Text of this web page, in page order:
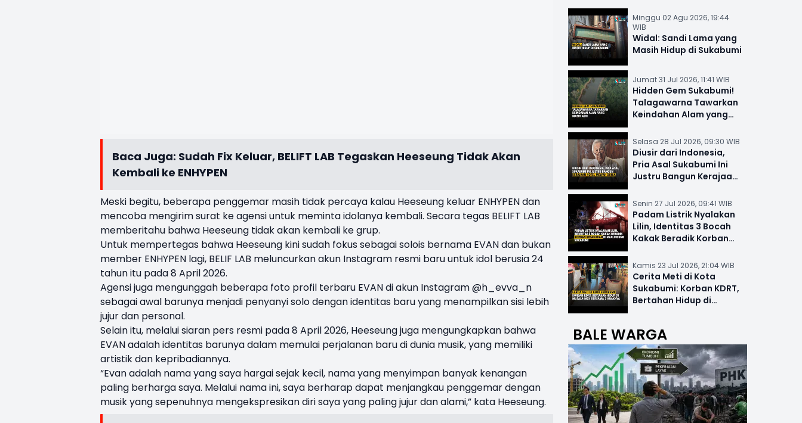
Baca Juga: Sudah Fix Keluar, BELIFT LAB Tegaskan Heeseung Tidak Akan
Kembali ke ENHYPEN
Meski begitu, beberapa penggemar masih tidak percaya kalau Heeseung keluar ENHYPEN dan
mencoba mengirim surat ke agensi untuk meminta idolanya kembali. Secara tegas BELIFT LAB
memberitahu bahwa Heeseung tidak akan kembali ke grup.
Untuk mempertegas bahwa Heeseung kini sudah fokus sebagai solois bernama EVAN dan bukan
member ENHYPEN lagi, BELIF LAB meluncurkan akun Instagram resmi baru untuk idol berusia 24
tahun itu pada 8 April 2026.
Agensi juga mengunggah beberapa foto profil terbaru EVAN di akun Instagram @h_evva_n
sebagai awal barunya menjadi penyanyi solo dengan identitas baru yang menampilkan sisi lebih
jujur dan personal.
Selain itu, melalui siaran pers resmi pada 8 April 2026, Heeseung juga mengungkapkan bahwa
EVAN adalah identitas barunya dalam memulai perjalanan baru di dunia musik, yang memiliki
artistik dan kepribadiannya.
“Evan adalah nama yang saya hargai sejak kecil, nama yang menyimpan banyak kenangan
paling berharga saya. Melalui nama ini, saya berharap dapat menjangkau penggemar dengan
musik yang sepenuhnya mengekspresikan diri saya yang paling jujur ​​dan alami,” kata Heeseung.
Minggu 02 Agu 2026, 19:44
WIB
Widal: Sandi Lama yang
Masih Hidup di Sukabumi
Jumat 31 Jul 2026, 11:41 WIB
Hidden Gem Sukabumi!
Talagawarna Tawarkan
Keindahan Alam yang
Selasa 28 Jul 2026, 09:30 WIB
Diusir dari Indonesia,
Pria Asal Sukabumi Ini
Justru Bangun Kerajaan
Senin 27 Jul 2026, 09:41 WIB
Padam Listrik Nyalakan
Lilin, Identitas 3 Bocah
Kakak Beradik Korban
Kamis 23 Jul 2026, 21:04 WIB
Cerita Meti di Kota
Sukabumi: Korban KDRT,
Bertahan Hidup di
BALE WARGA